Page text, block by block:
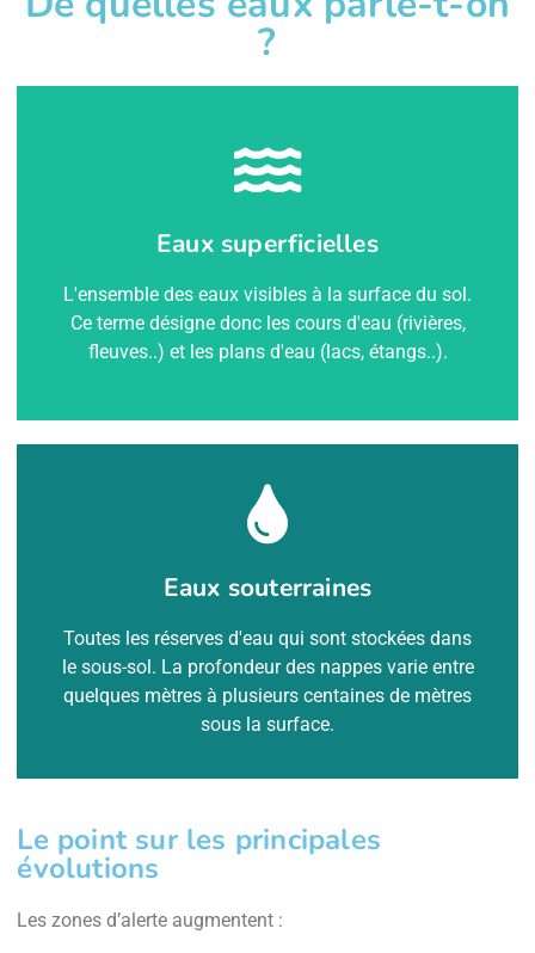
?
Eaux superficielles
L'ensemble des eaux visibles à la surface du sol.
Ce terme désigne donc les cours d'eau (rivières,
fleuves..) et les plans d'eau (lacs, étangs..).
Pourquoi les distinguer ?
Les eaux de surface réagissent souvent plus vite
aux épisodes de sécheresse que les nappes
souterraines. C'est pourquoi un même arrêté peut
ressource concernée.
Eaux souterraines
Toutes les réserves d'eau qui sont stockées dans
le sous-sol. La profondeur des nappes varie entre
quelques mètres à plusieurs centaines de mètres
sous la surface.
Pourquoi les distinguer ?
Les eaux souterraines se renouvellent
généralement plus lentement que les cours d'eau.
Leur état est donc suivi séparément dans les
arrêtés sécheresse.
Le point sur les principales
évolutions
Les zones d’alerte augmentent :